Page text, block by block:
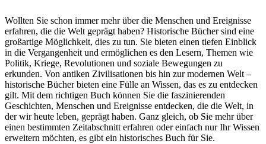
Wollten Sie schon immer mehr über die Menschen und Ereignisse
erfahren, die die Welt geprägt haben? Historische Bücher sind eine
großartige Möglichkeit, dies zu tun. Sie bieten einen tiefen Einblick
in die Vergangenheit und ermöglichen es den Lesern, Themen wie
Politik, Kriege, Revolutionen und soziale Bewegungen zu
erkunden. Von antiken Zivilisationen bis hin zur modernen Welt –
historische Bücher bieten eine Fülle an Wissen, das es zu entdecken
gilt. Mit dem richtigen Buch können Sie die faszinierenden
Geschichten, Menschen und Ereignisse entdecken, die die Welt, in
der wir heute leben, geprägt haben. Ganz gleich, ob Sie mehr über
einen bestimmten Zeitabschnitt erfahren oder einfach nur Ihr Wissen
erweitern möchten, es gibt ein historisches Buch für Sie.